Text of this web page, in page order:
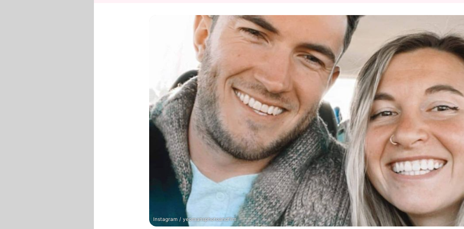
Instagram / yeomansphotoandfilm